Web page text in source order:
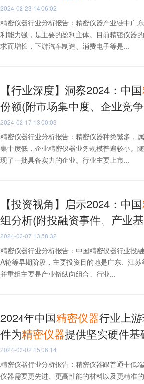
2024-02-23 14:06:02
精密仪器行业分析报告：精密仪器产业链中广
利能力强，是主要的盈利主体。目前精密仪器
求而增长，下游汽车制造、消费电子等是...
【行业深度】洞察2024：中国
份额(附市场集中度、企业竞
2024-02-17 13:00:03
精密仪器行业分析报告：精密仪器种类繁多，
集中度低，企业精密仪器业务规模普遍较小。
现了一批具备实力的企业。行业主要上市...
【投资视角】启示2024：中国
组分析(附投融资事件、产业
2024-02-07 13:58:32
精密仪器行业分析报告：中国精密仪器行业投
A轮等早期阶段，主要投资目的地是广东、江
并重组主要是产业链纵向组合。行业...
2024年中国精密仪器行业上
件为精密仪器提供坚实硬件基
2024-02-02 15:06:14
精密仪器行业分析报告：精密仪器跟普通中低
仪器需要更先进、更高性能的材料以及更精准